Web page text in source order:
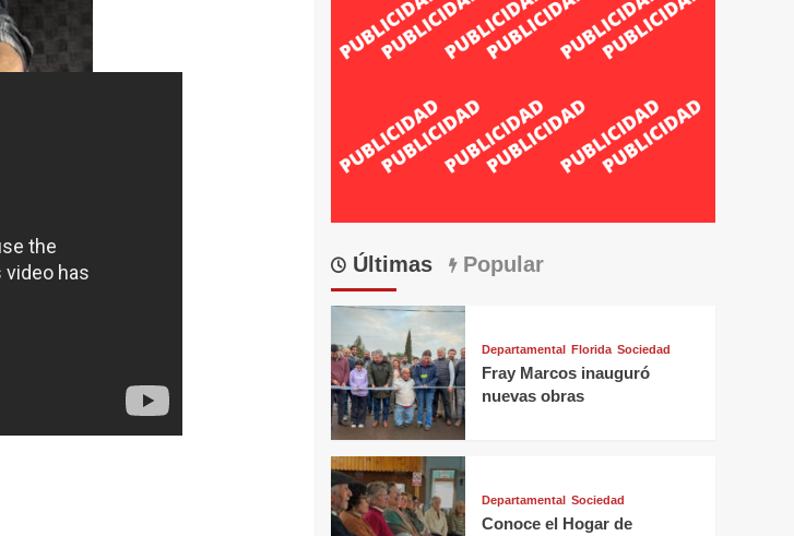
Últimas Popular
Departamental Florida Sociedad
Fray Marcos inauguró
nuevas obras
Departamental Sociedad
Conoce el Hogar de